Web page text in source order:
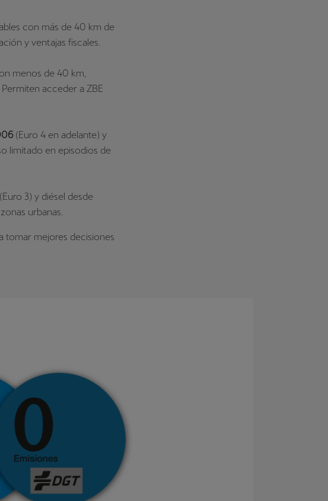
con más de 40 km de
y ventajas fiscales.
menos de 40 km,
acceder a ZBE
(Euro 4 en adelante) y
limitado en episodios de
(Euro 3) y diésel desde
urbanas.
tomar mejores decisiones